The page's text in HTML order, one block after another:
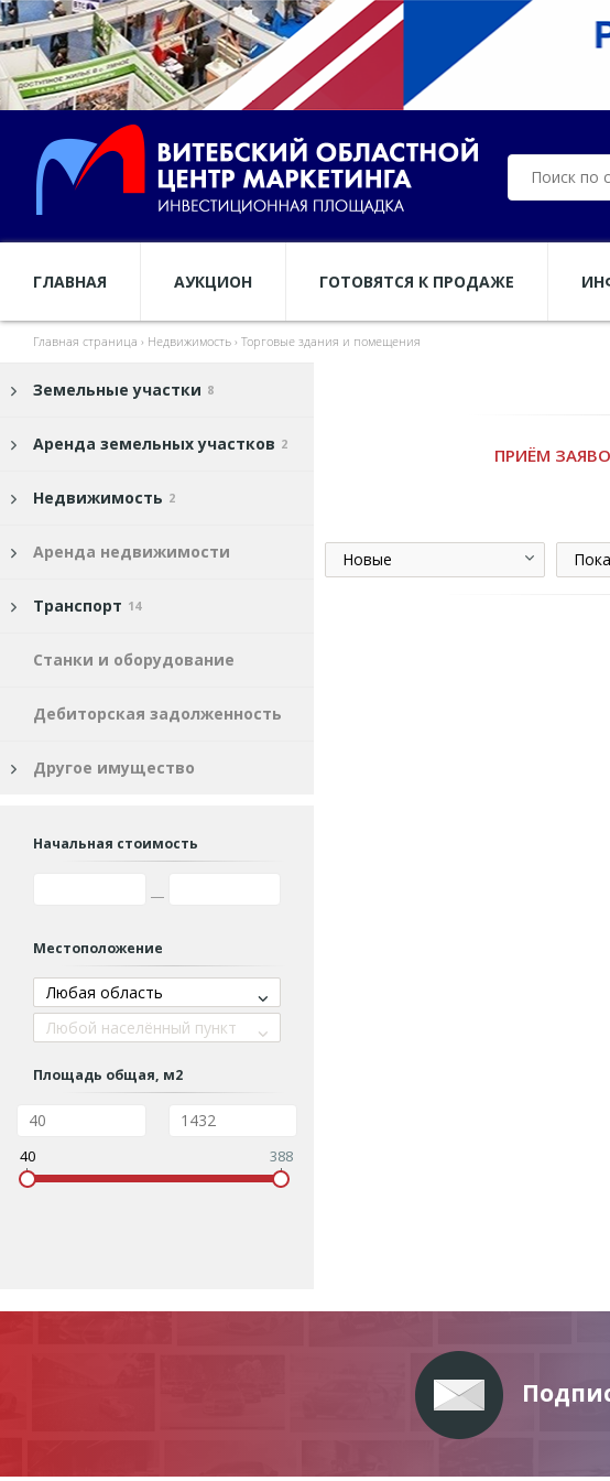
ГЛАВНАЯ АУКЦИОН ГОТОВЯТСЯ К ПРОДАЖЕ
Главная страница › Недвижимость › Торговые здания и помещения
Земельные участки 8
Аренда земельных участков 2
Недвижимость 2
Аренда недвижимости
Транспорт 14
Станки и оборудование
Дебиторская задолженность
Другое имущество
Начальная стоимость
Местоположение
Любая область
Любой населённый пункт
Площадь общая, м2
40 388
ПРИЁМ
Новые